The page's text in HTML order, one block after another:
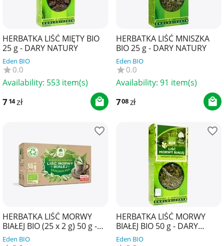
HERBATKA LIŚĆ MIĘTY BIO
25 g - DARY NATURY
Eden BIO
0.0
Availability: 553 item(s)
714zł
HERBATKA LIŚĆ MNISZKA
BIO 25 g - DARY NATURY
Eden BIO
0.0
Availability: 91 item(s)
708zł
HERBATKA LIŚĆ MORWY
BIAŁEJ BIO (25 x 2 g) 50 g -
DARY NATURY
Eden BIO
HERBATKA LIŚĆ MORWY
BIAŁEJ BIO 50 g - DARY
NATURY
Eden BIO